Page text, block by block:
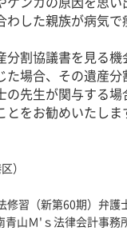
わした親族が病気
割協議書を見る
場合、その遺産
先生が関与する
をお勧めいたしま
）
習（新第60期）弁護
山Ｍ'ｓ法律会計事務